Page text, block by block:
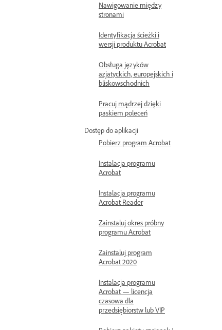
Nawigowanie między
stronami
Identyfikacja ścieżki i
wersji produktu Acrobat
Obsługa języków
azjatyckich, europejskich i
bliskowschodnich
Pracuj mądrzej dzięki
paskiem poleceń
Dostęp do aplikacji
Pobierz program Acrobat
Instalacja programu
Acrobat
Instalacja programu
Acrobat Reader
Zainstaluj okres próbny
programu Acrobat
Zainstaluj program
Acrobat 2020
Instalacja programu
Acrobat — licencja
czasowa dla
przedsiębiorstw lub VIP